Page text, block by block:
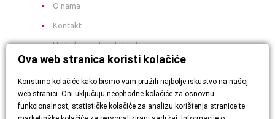
O nama
Kontakt
Upitnik o zadovoljstvu kupca
Ova web stranica koristi kolačiće
Koristimo kolačiće kako bismo vam pružili najbolje iskustvo na našoj
web stranici. Oni uključuju neophodne kolačiće za osnovnu
funkcionalnost, statističke kolačiće za analizu korištenja stranice te